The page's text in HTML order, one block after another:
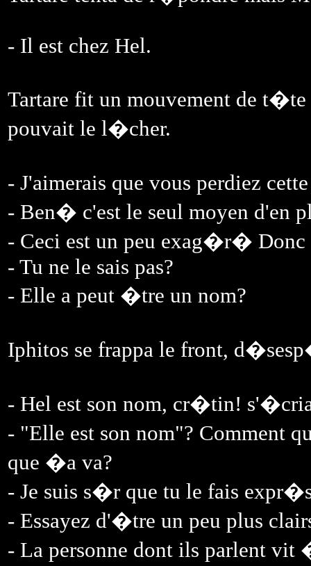
- Il est chez Hel.
Tartare fit un mouvement de
pouvait le l�cher.
- J'aimerais que vous perdiez
- Ben� c'est le seul moyen d'en
- Ceci est un peu exag�r�
- Tu ne le sais pas?
- Elle a peut �tre un nom?
Iphitos se frappa le front,
- Hel est son nom, cr�tin!
- "Elle est son nom"? Comment
que �a va?
- Je suis s�r que tu le fais
- Essayez d'�tre un peu plus
- La personne dont ils parlent